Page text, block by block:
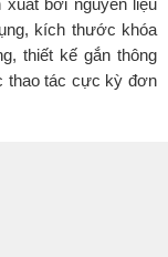
bởi nguyên liệu
kích thước khóa
thiết kế gắn thông
thao tác cực kỳ đơn